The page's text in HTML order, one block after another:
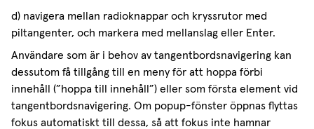
d) navigera mellan radioknappar och kryssrutor med
piltangenter, och markera med mellanslag eller Enter.
Användare som är i behov av tangentbordsnavigering kan
dessutom få tillgång till en meny för att hoppa förbi
innehåll (”hoppa till innehåll”) eller som första element vid
tangentbordsnavigering. Om popup-fönster öppnas flyttas
fokus automatiskt till dessa, så att fokus inte hamnar